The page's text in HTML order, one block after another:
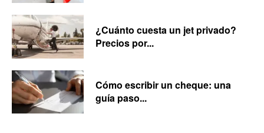
¿Cuánto cuesta un jet privado?
Precios por...
Cómo escribir un cheque: una
guía paso...